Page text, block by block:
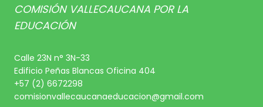
COMISIÓN VALLECAUCANA POR LA
EDUCACIÓN
Calle 23N n° 3N-33
Edificio Peñas Blancas Oficina 404
+57 (2) 6672298
comisionvallecaucanaeducacion@gmail.com